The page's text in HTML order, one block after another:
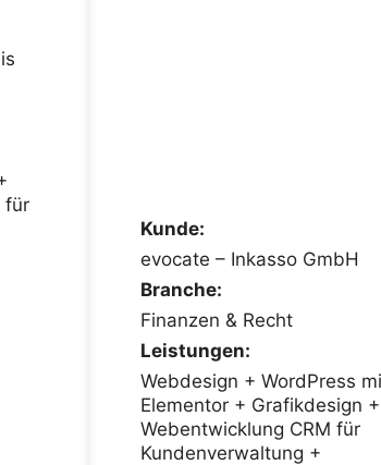
für
Kunde:
evocate – Inkasso GmbH
Branche:
Finanzen & Recht
Leistungen:
Webdesign + WordPress
Elementor + Grafikdesign +
Webentwicklung CRM für
Kundenverwaltung +